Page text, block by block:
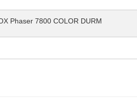
Phaser 7800 COLOR DURM